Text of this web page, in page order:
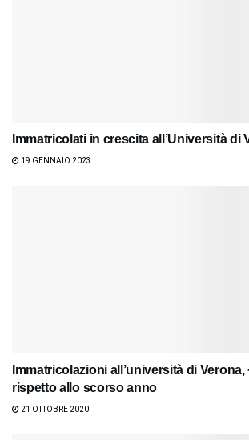
Immatricolati in crescita all’Università di
19 GENNAIO 2023
Immatricolazioni all’università di
rispetto allo scorso anno
21 OTTOBRE 2020